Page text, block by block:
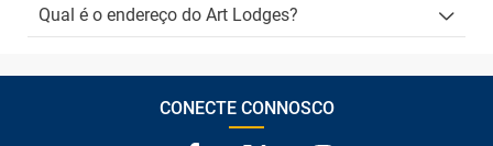
Qual é o endereço do Art Lodges?
CONECTE CONNOSCO